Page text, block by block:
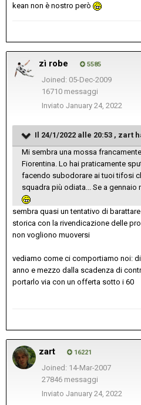
kean non è nostro però
zì robe 5585
Joined: 05-Dec-2009
16710 messaggi
Inviato January 24, 2022
Il 24/1/2022 alle 20:53 , zart
Mi sembra una mossa
Fiorentina. Lo hai praticamente
facendo subodorare ai tuoi tifosi
squadra più odiata... Se a
sembra quasi un tentativo di
storica con la rivendicazione delle
non vogliono muoversi
vediamo come ci comportiamo noi:
anno e mezzo dalla scadenza di
portarlo via con un offerta sotto i 60
zart 16221
Joined: 14-Mar-2007
27846 messaggi
Inviato January 24, 2022